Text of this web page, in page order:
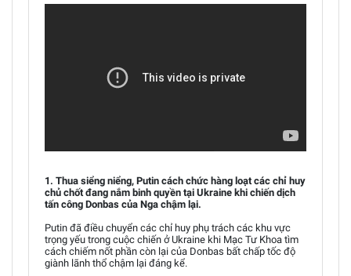
1. Thua siểng niểng, Putin cách chức hàng loạt các chỉ huy
chủ chốt đang nắm binh quyền tại Ukraine khi chiến dịch
tấn công Donbas của Nga chậm lại.
Putin đã điều chuyển các chỉ huy phụ trách các khu vực
trọng yếu trong cuộc chiến ở Ukraine khi Mạc Tư Khoa tìm
cách chiếm nốt phần còn lại của Donbas bất chấp tốc độ
giành lãnh thổ chậm lại đáng kể.